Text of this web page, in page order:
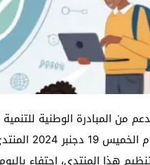
من المبادرة الوطنية للتنمية
والمركز
هذا المنتدى، احتفاء